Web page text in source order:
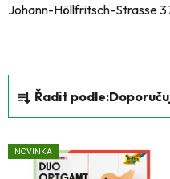
Johann-Höllfritsch-Strasse
a
z
e
Řadit podle:
V
ý
NOVINKA